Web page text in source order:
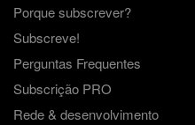
Porque subscrever?
Subscreve!
Perguntas Frequentes
Subscrição PRO
Rede & desenvolvimento